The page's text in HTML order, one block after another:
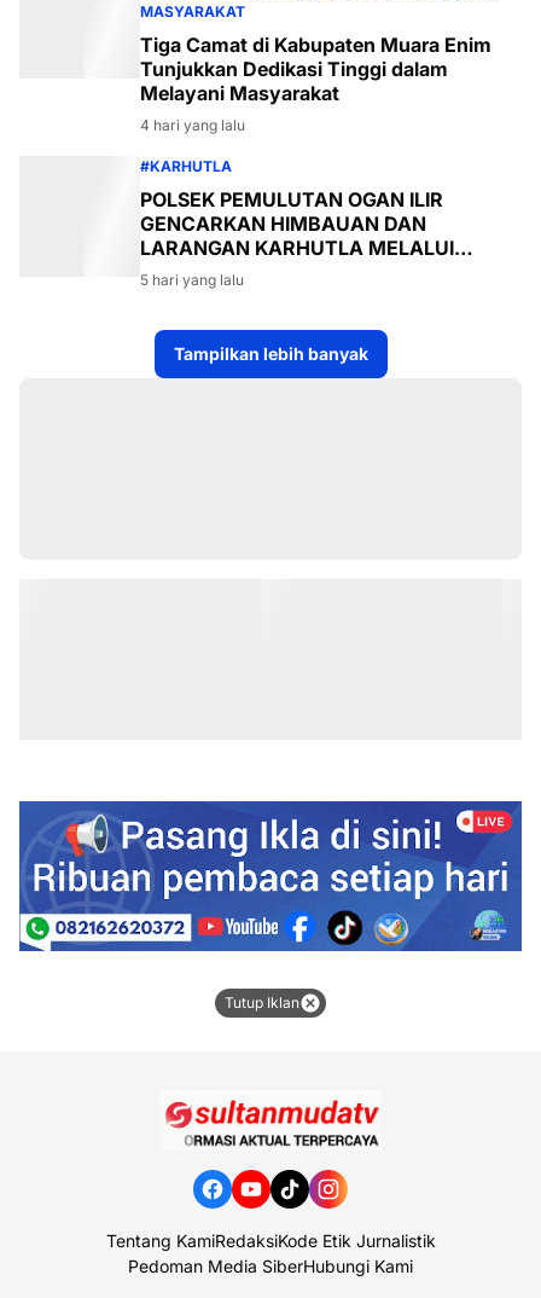
MASYARAKAT
Tiga Camat di Kabupaten Muara Enim
Tunjukkan Dedikasi Tinggi dalam
Melayani Masyarakat
4 hari yang lalu
#KARHUTLA
POLSEK PEMULUTAN OGAN ILIR
GENCARKAN HIMBAUAN DAN
LARANGAN KARHUTLA MELALUI
PROGRAM TSKD (TOURING SAMBANG
KE DESA-DESA
5 hari yang lalu
Tampilkan lebih banyak
Tutup Iklan
Tentang KamiRedaksiKode Etik Jurnalistik
Pedoman Media SiberHubungi Kami